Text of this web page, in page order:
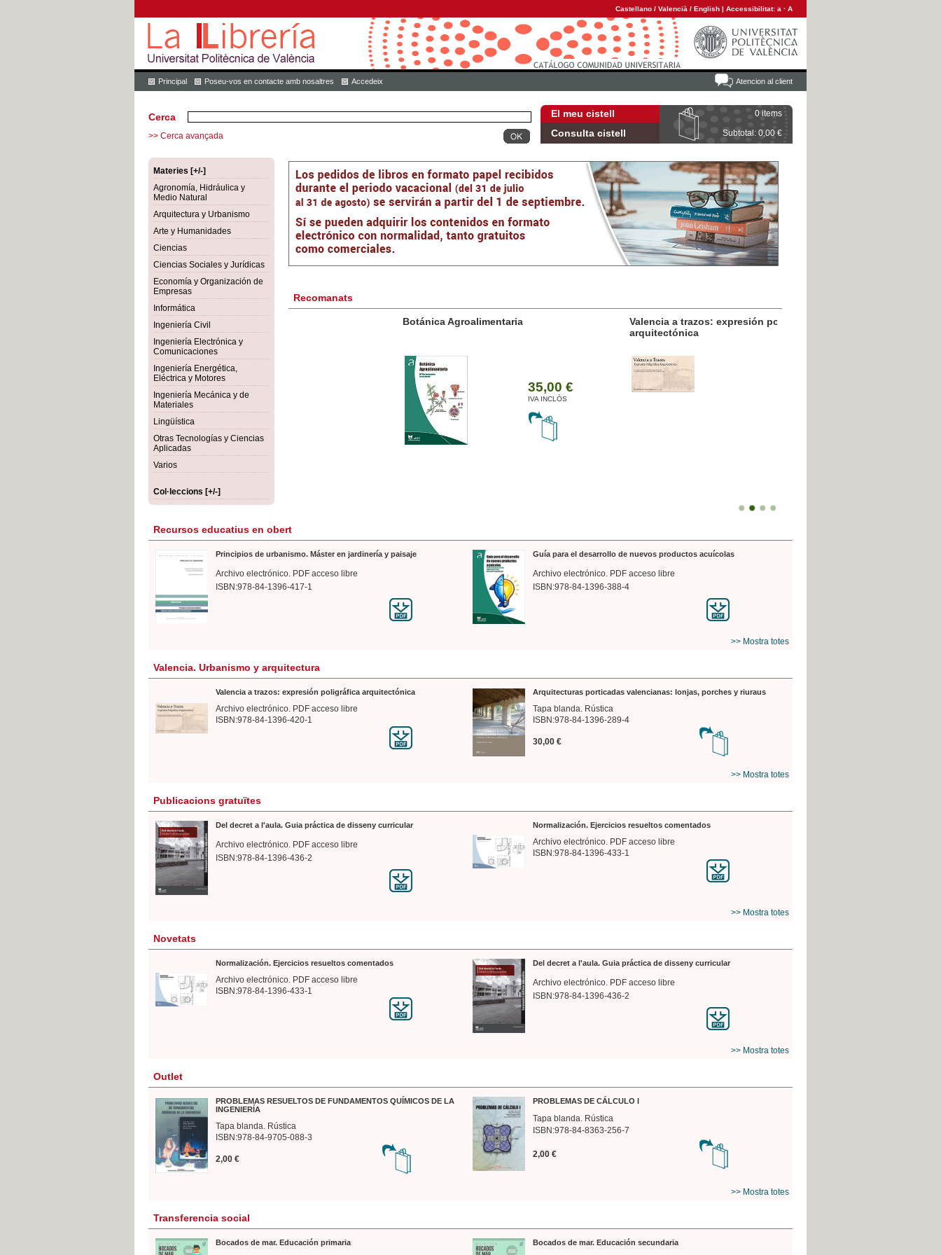
Castellano / Valencià / English | Accessibilitat: a · A
Atencion al client
Principal Poseu-vos en contacte amb nosaltres Accedeix
El meu cistell 0 items
Consulta cistell Subtotal: 0,00 €
Cerca
>> Cerca avançada
Materies [+/-]
Agronomía, Hidráulica y
Medio Natural
Arquitectura y Urbanismo
Arte y Humanidades
Ciencias
Ciencias Sociales y Jurídicas
Economía y Organización de
Empresas
Informática
Ingeniería Civil
Ingeniería Electrónica y
Comunicaciones
Ingeniería Energética,
Eléctrica y Motores
Ingeniería Mecánica y de
Materiales
Lingüística
Otras Tecnologías y Ciencias
Aplicadas
Varios
Col·leccions [+/-]
Recomanats
Botánica Agroalimentaria
35,00 €
IVA INCLÒS
Valencia a trazos: expresión poligráfica
Recursos educatius en obert
Principios de urbanismo. Máster en jardinería y paisaje
Archivo electrónico. PDF acceso libre
ISBN:978-84-1396-417-1
Guía para el desarrollo de nuevos productos acuícolas
Archivo electrónico. PDF acceso libre
ISBN:978-84-1396-388-4
>> Mostra totes
Valencia. Urbanismo y arquitectura
Valencia a trazos: expresión poligráfica arquitectónica
Archivo electrónico. PDF acceso libre
ISBN:978-84-1396-420-1
Arquitecturas porticadas valencianas: lonjas, porches y riuraus
Tapa blanda. Rústica
ISBN:978-84-1396-289-4
30,00 €
>> Mostra totes
Publicacions gratuïtes
Del decret a l'aula. Guia práctica de disseny curricular
Archivo electrónico. PDF acceso libre
ISBN:978-84-1396-436-2
Normalización. Ejercicios resueltos comentados
Archivo electrónico. PDF acceso libre
ISBN:978-84-1396-433-1
>> Mostra totes
Novetats
Normalización. Ejercicios resueltos comentados
Archivo electrónico. PDF acceso libre
ISBN:978-84-1396-433-1
Del decret a l'aula. Guia práctica de disseny curricular
Archivo electrónico. PDF acceso libre
ISBN:978-84-1396-436-2
>> Mostra totes
Outlet
PROBLEMAS RESUELTOS DE FUNDAMENTOS QUÍMICOS DE LA
INGENIERÍA
Tapa blanda. Rústica
ISBN:978-84-9705-088-3
2,00 €
PROBLEMAS DE CÁLCULO I
Tapa blanda. Rústica
ISBN:978-84-8363-256-7
2,00 €
>> Mostra totes
Transferencia social
Bocados de mar. Educación primaria Bocados de mar. Educación secundaria